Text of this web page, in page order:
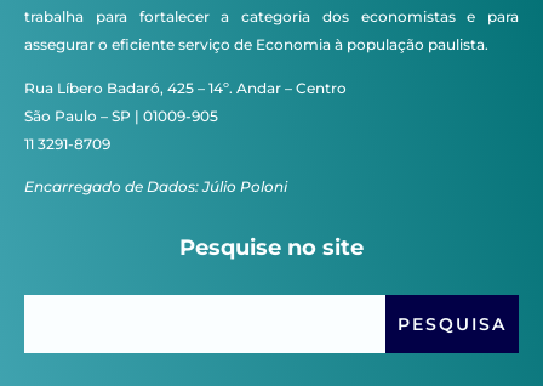
trabalha para fortalecer a categoria dos economistas e para
assegurar o eficiente serviço de Economia à população paulista.
Rua Líbero Badaró, 425 – 14º. Andar – Centro
São Paulo – SP | 01009-905
11 3291-8709
Encarregado de Dados: Júlio Poloni
Pesquise no site